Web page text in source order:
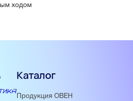
ходом
Каталог
Продукция ОВЕН